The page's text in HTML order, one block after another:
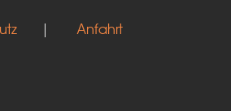
| Anfahrt